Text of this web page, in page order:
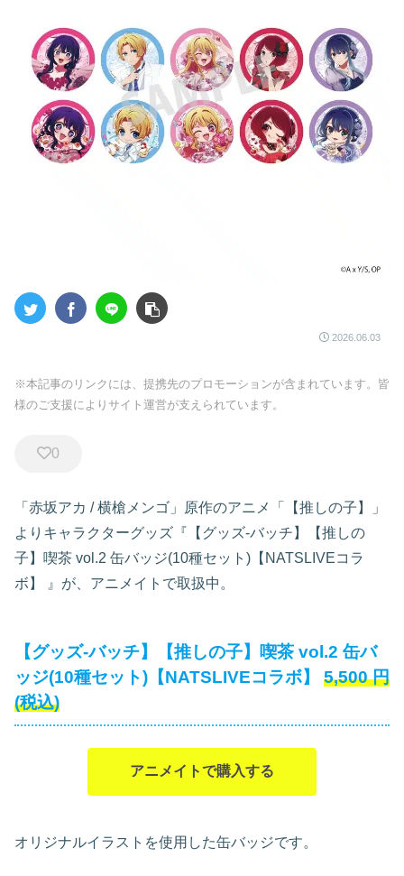
2026.06.03
※本記事のリンクには、提携先のプロモーションが含まれています。皆
様のご支援によりサイト運営が支えられています。
0
「赤坂アカ / 横槍メンゴ」原作のアニメ「【推しの子】」
よりキャラクターグッズ『【グッズ-バッチ】【推しの
子】喫茶 vol.2 缶バッジ(10種セット)【NATSLIVEコラ
ボ】
』が、アニメイトで取扱中。
【グッズ-バッチ】【推しの子】喫茶 vol.2 缶バ
ッジ(10種セット)【NATSLIVEコラボ】
5,500 円
(税込)
アニメイトで購入する
オリジナルイラストを使用した缶バッジです。